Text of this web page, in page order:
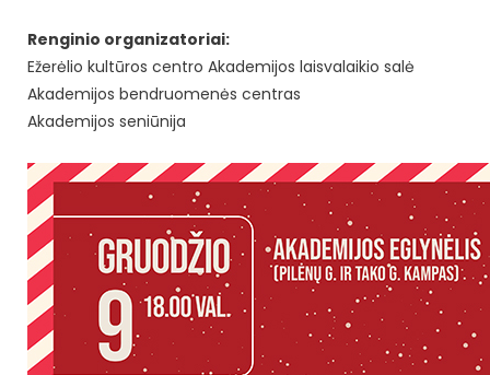
Renginio organizatoriai:
Ežerėlio kultūros centro Akademijos laisvalaikio salė
Akademijos bendruomenės centras
Akademijos seniūnija